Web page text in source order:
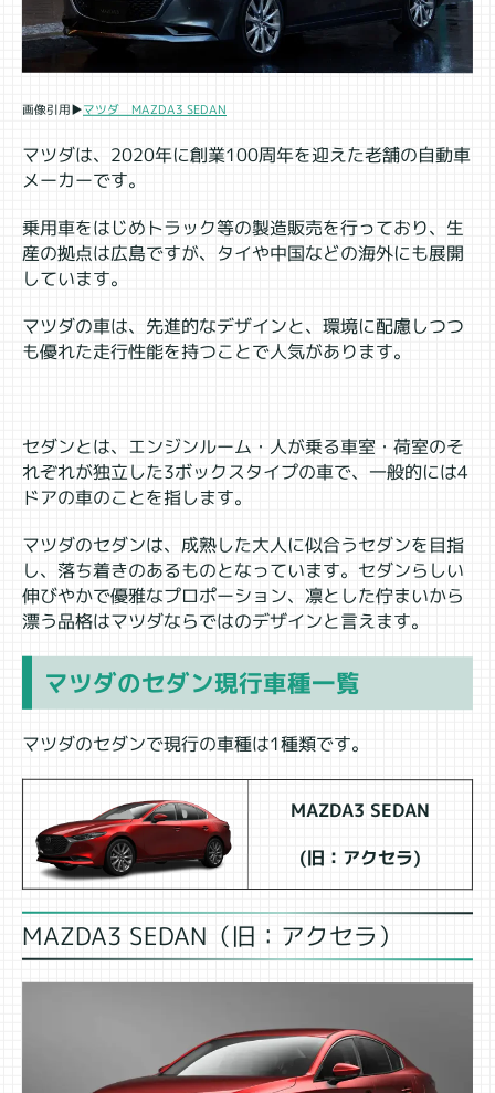
画像引用▶マツダ MAZDA3 SEDAN
マツダは、2020年に創業100周年を迎えた老舗の自動車
メーカーです。
乗用車をはじめトラック等の製造販売を行っており、生
産の拠点は広島ですが、タイや中国などの海外にも展開
しています。
マツダの車は、先進的なデザインと、環境に配慮しつつ
も優れた走行性能を持つことで人気があります。
セダンとは、エンジンルーム・人が乗る車室・荷室のそ
れぞれが独立した3ボックスタイプの車で、一般的には4
ドアの車のことを指します。
マツダのセダンは、成熟した大人に似合うセダンを目指
し、落ち着きのあるものとなっています。セダンらしい
伸びやかで優雅なプロポーション、凛とした佇まいから
漂う品格はマツダならではのデザインと言えます。
マツダのセダン現行車種一覧
マツダのセダンで現行の車種は1種類です。
MAZDA3 SEDAN
(旧：アクセラ)
MAZDA3 SEDAN（旧：アクセラ）